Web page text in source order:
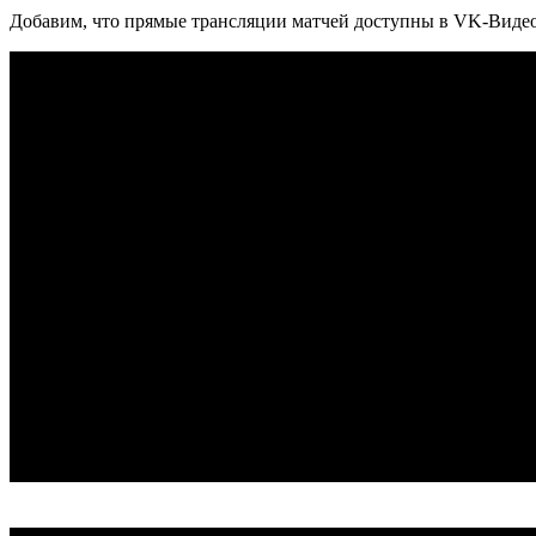
Добавим, что прямые трансляции матчей доступны в VK-